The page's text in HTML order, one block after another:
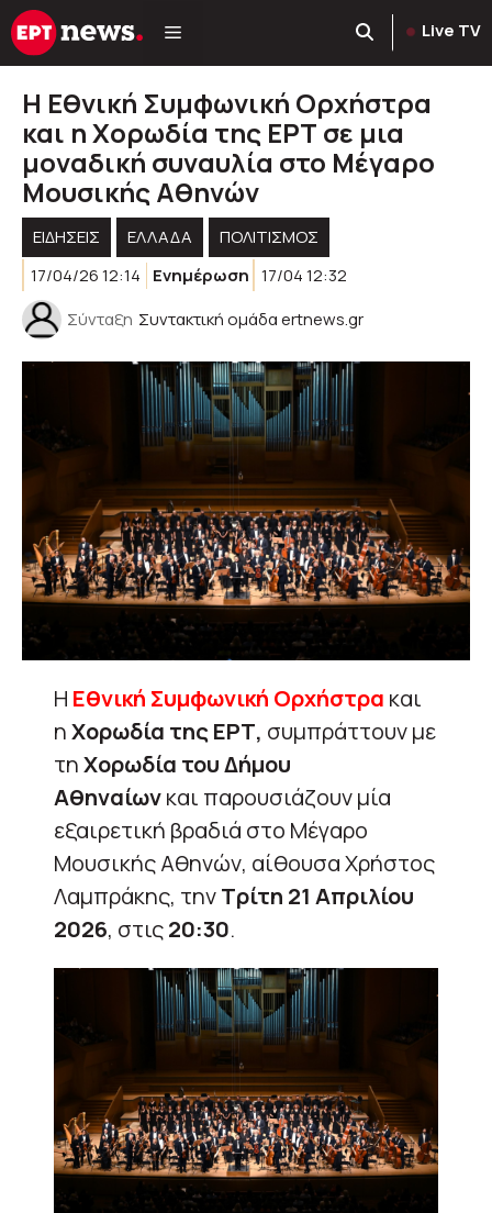
Μετάβαση
σε
Live TV
H Εθνική Συμφωνική Ορχήστρα
και η Χορωδία της ΕΡΤ σε μια
μοναδική συναυλία στο Μέγαρο
Μουσικής Αθηνών
ΕΙΔΗΣΕΙΣ ΕΛΛΑΔΑ
ΠΟΛΙΤΙΣΜΟΣ
17/04/26 12:14
Ενημέρωση 17/04 12:32
Σύνταξη Συντακτική ομάδα ertnews.gr
Η Εθνική Συμφωνική Ορχήστρα και
ηΧορωδία της ΕΡΤ, συμπράττουν με
τηΧορωδία του Δήμου
Αθηναίωνκαι παρουσιάζουν μία
εξαιρετική βραδιά στο Μέγαρο
Μουσικής Αθηνών, αίθουσα Χρήστος
Λαμπράκης, τηνΤρίτη 21 Απριλίου
2026, στις20:30.